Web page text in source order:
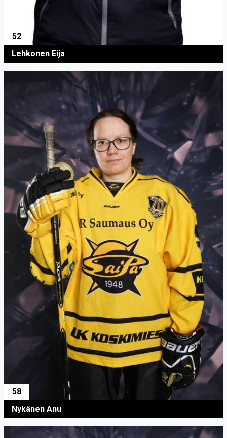
52
Lehkonen Eija
58
Nykänen Anu